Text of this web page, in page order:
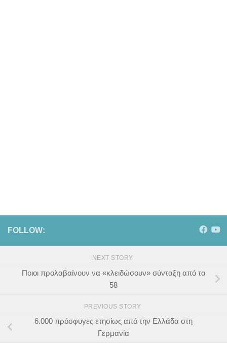
FOLLOW:
NEXT STORY
Ποιοι προλαβαίνουν να «κλειδώσουν» σύνταξη από τα
58
PREVIOUS STORY
6.000 πρόσφυγες ετησίως από την Ελλάδα στη
Γερμανία